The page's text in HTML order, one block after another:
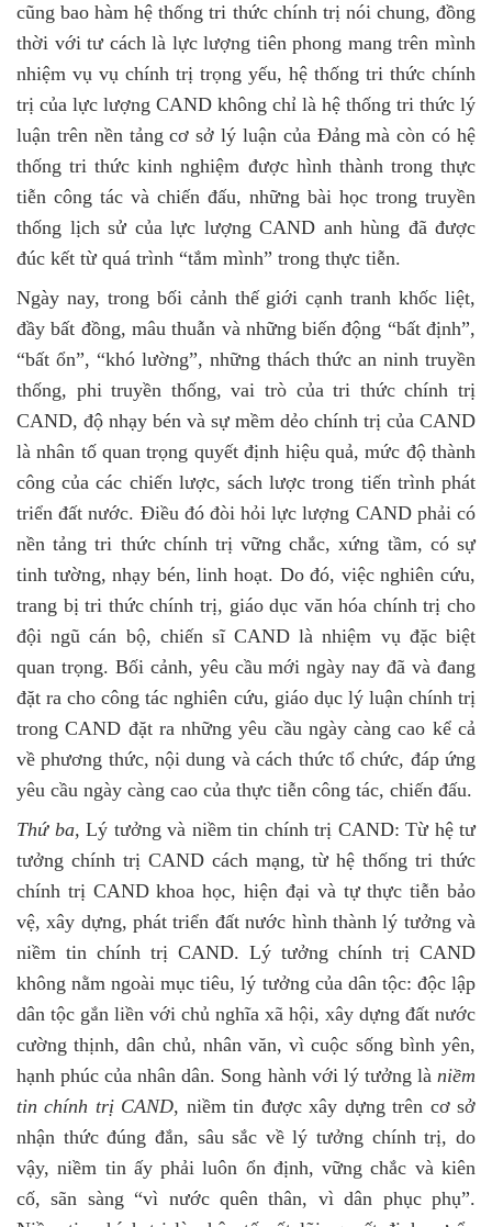
cũng bao hàm hệ thống tri thức chính trị nói chung, đồng
thời với tư cách là lực lượng tiên phong mang trên mình
nhiệm vụ vụ chính trị trọng yếu, hệ thống tri thức chính
trị của lực lượng CAND không chỉ là hệ thống tri thức lý
luận trên nền tảng cơ sở lý luận của Đảng mà còn có hệ
thống tri thức kinh nghiệm được hình thành trong thực
tiễn công tác và chiến đấu, những bài học trong truyền
thống lịch sử của lực lượng CAND anh hùng đã được
đúc kết từ quá trình “tắm mình” trong thực tiễn.
Ngày nay, trong bối cảnh thế giới cạnh tranh khốc liệt,
đầy bất đồng, mâu thuẫn và những biến động “bất định”,
“bất ổn”, “khó lường”, những thách thức an ninh truyền
thống, phi truyền thống, vai trò của tri thức chính trị
CAND, độ nhạy bén và sự mềm dẻo chính trị của CAND
là nhân tố quan trọng quyết định hiệu quả, mức độ thành
công của các chiến lược, sách lược trong tiến trình phát
triển đất nước. Điều đó đòi hỏi lực lượng CAND phải có
nền tảng tri thức chính trị vững chắc, xứng tầm, có sự
tinh tường, nhạy bén, linh hoạt. Do đó, việc nghiên cứu,
trang bị tri thức chính trị, giáo dục văn hóa chính trị cho
đội ngũ cán bộ, chiến sĩ CAND là nhiệm vụ đặc biệt
quan trọng. Bối cảnh, yêu cầu mới ngày nay đã và đang
đặt ra cho công tác nghiên cứu, giáo dục lý luận chính trị
trong CAND đặt ra những yêu cầu ngày càng cao kể cả
về phương thức, nội dung và cách thức tổ chức, đáp ứng
yêu cầu ngày càng cao của thực tiễn công tác, chiến đấu.
Thứ ba, Lý tưởng và niềm tin chính trị CAND: Từ hệ tư
tưởng chính trị CAND cách mạng, từ hệ thống tri thức
chính trị CAND khoa học, hiện đại và tự thực tiễn bảo
vệ, xây dựng, phát triển đất nước hình thành lý tưởng và
niềm tin chính trị CAND. Lý tưởng chính trị CAND
không nằm ngoài mục tiêu, lý tưởng của dân tộc: độc lập
dân tộc gắn liền với chủ nghĩa xã hội, xây dựng đất nước
cường thịnh, dân chủ, nhân văn, vì cuộc sống bình yên,
hạnh phúc của nhân dân. Song hành với lý tưởng là niềm
tin chính trị CAND, niềm tin được xây dựng trên cơ sở
nhận thức đúng đắn, sâu sắc về lý tưởng chính trị, do
vậy, niềm tin ấy phải luôn ổn định, vững chắc và kiên
cố, sãn sàng “vì nước quên thân, vì dân phục phụ”.